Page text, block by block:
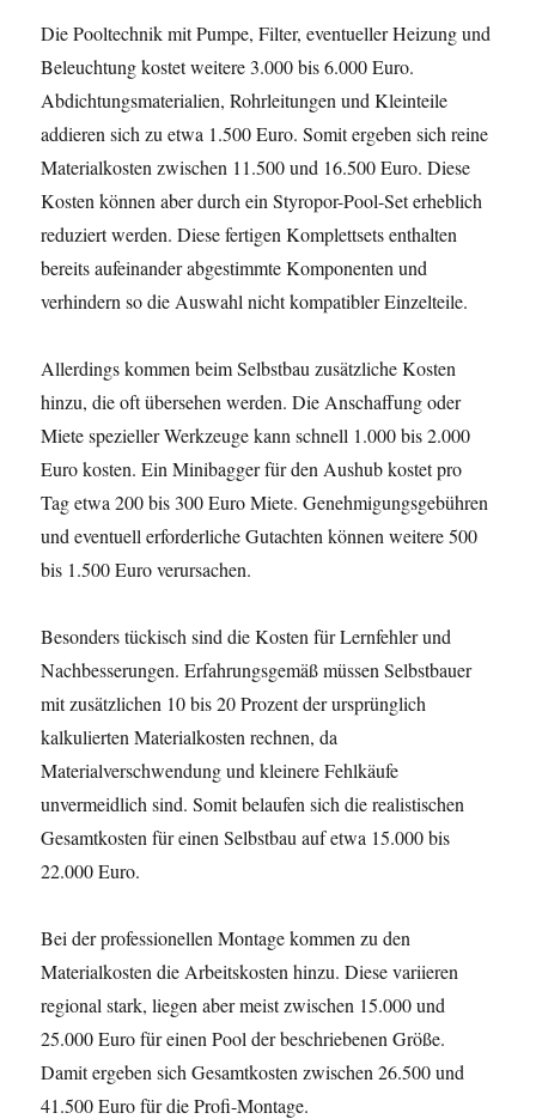
Die Pooltechnik mit Pumpe, Filter, eventueller Heizung und
Beleuchtung kostet weitere 3.000 bis 6.000 Euro.
Abdichtungsmaterialien, Rohrleitungen und Kleinteile
addieren sich zu etwa 1.500 Euro. Somit ergeben sich reine
Materialkosten zwischen 11.500 und 16.500 Euro. Diese
Kosten können aber durch ein Styropor-Pool-Set erheblich
reduziert werden. Diese fertigen Komplettsets enthalten
bereits aufeinander abgestimmte Komponenten und
verhindern so die Auswahl nicht kompatibler Einzelteile.
Allerdings kommen beim Selbstbau zusätzliche Kosten
hinzu, die oft übersehen werden. Die Anschaffung oder
Miete spezieller Werkzeuge kann schnell 1.000 bis 2.000
Euro kosten. Ein Minibagger für den Aushub kostet pro
Tag etwa 200 bis 300 Euro Miete. Genehmigungsgebühren
und eventuell erforderliche Gutachten können weitere 500
bis 1.500 Euro verursachen.
Besonders tückisch sind die Kosten für Lernfehler und
Nachbesserungen. Erfahrungsgemäß müssen Selbstbauer
mit zusätzlichen 10 bis 20 Prozent der ursprünglich
kalkulierten Materialkosten rechnen, da
Materialverschwendung und kleinere Fehlkäufe
unvermeidlich sind. Somit belaufen sich die realistischen
Gesamtkosten für einen Selbstbau auf etwa 15.000 bis
22.000 Euro.
Bei der professionellen Montage kommen zu den
Materialkosten die Arbeitskosten hinzu. Diese variieren
regional stark, liegen aber meist zwischen 15.000 und
25.000 Euro für einen Pool der beschriebenen Größe.
Damit ergeben sich Gesamtkosten zwischen 26.500 und
41.500 Euro für die Profi-Montage.